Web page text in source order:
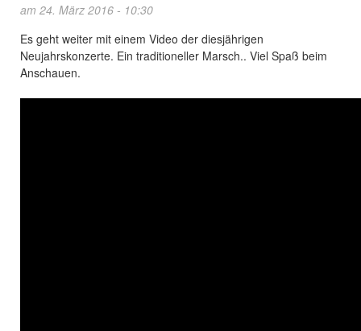
am 24. März 2016 - 10:30
Es geht weiter mit einem Video der diesjährigen
Neujahrskonzerte. Ein traditioneller Marsch.. Viel Spaß beim
Anschauen.